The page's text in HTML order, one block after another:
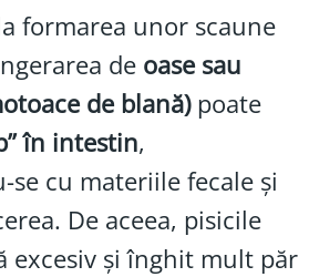
formarea unor scaune
de oase sau
de blană)poate
în intestin,
se cu materiile fecale și
De aceea, pisicile
excesiv și înghit mult păr